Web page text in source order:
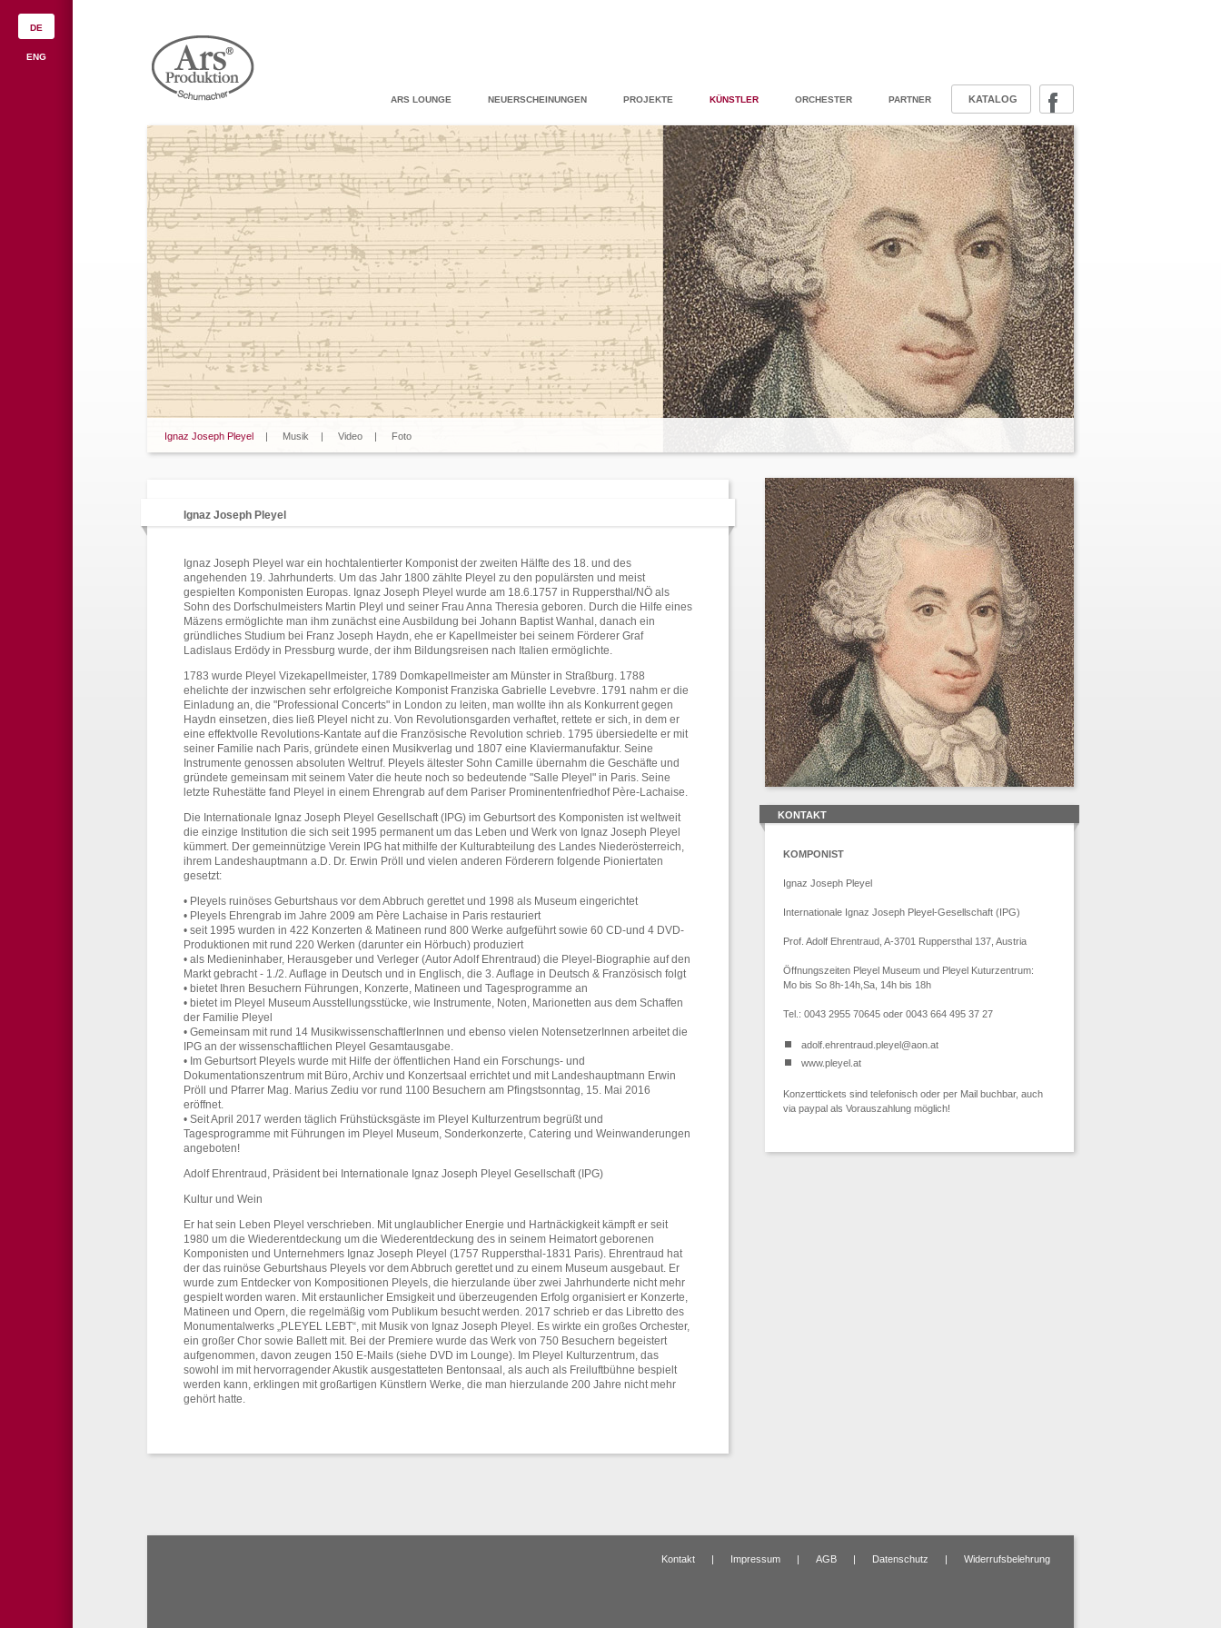
DE
ENG
ARS LOUNGE NEUERSCHEINUNGEN PROJEKTE KÜNSTLER ORCHESTER PARTNER KATALOG
Ignaz Joseph Pleyel | Musik | Video | Foto
KONTAKT
KOMPONIST
Ignaz Joseph Pleyel
Internationale Ignaz Joseph Pleyel-Gesellschaft (IPG)
Prof. Adolf Ehrentraud, A-3701 Ruppersthal 137, Austria
Öffnungszeiten Pleyel Museum und Pleyel Kuturzentrum:
Mo bis So 8h-14h,Sa, 14h bis 18h
Tel.: 0043 2955 70645 oder 0043 664 495 37 27
adolf.ehrentraud.pleyel@aon.at
www.pleyel.at
Konzerttickets sind telefonisch oder per Mail buchbar, auch
via paypal als Vorauszahlung möglich!
Ignaz Joseph Pleyel
Ignaz Joseph Pleyel war ein hochtalentierter Komponist der zweiten Hälfte des 18. und des
angehenden 19. Jahrhunderts. Um das Jahr 1800 zählte Pleyel zu den populärsten und meist
gespielten Komponisten Europas. Ignaz Joseph Pleyel wurde am 18.6.1757 in Ruppersthal/NÖ als
Sohn des Dorfschulmeisters Martin Pleyl und seiner Frau Anna Theresia geboren. Durch die Hilfe eines
Mäzens ermöglichte man ihm zunächst eine Ausbildung bei Johann Baptist Wanhal, danach ein
gründliches Studium bei Franz Joseph Haydn, ehe er Kapellmeister bei seinem Förderer Graf
Ladislaus Erdödy in Pressburg wurde, der ihm Bildungsreisen nach Italien ermöglichte.
1783 wurde Pleyel Vizekapellmeister, 1789 Domkapellmeister am Münster in Straßburg. 1788
ehelichte der inzwischen sehr erfolgreiche Komponist Franziska Gabrielle Levebvre. 1791 nahm er die
Einladung an, die "Professional Concerts" in London zu leiten, man wollte ihn als Konkurrent gegen
Haydn einsetzen, dies ließ Pleyel nicht zu. Von Revolutionsgarden verhaftet, rettete er sich, in dem er
eine effektvolle Revolutions-Kantate auf die Französische Revolution schrieb. 1795 übersiedelte er mit
seiner Familie nach Paris, gründete einen Musikverlag und 1807 eine Klaviermanufaktur. Seine
Instrumente genossen absoluten Weltruf. Pleyels ältester Sohn Camille übernahm die Geschäfte und
gründete gemeinsam mit seinem Vater die heute noch so bedeutende "Salle Pleyel" in Paris. Seine
letzte Ruhestätte fand Pleyel in einem Ehrengrab auf dem Pariser Prominentenfriedhof Père-Lachaise.
Die Internationale Ignaz Joseph Pleyel Gesellschaft (IPG) im Geburtsort des Komponisten ist weltweit
die einzige Institution die sich seit 1995 permanent um das Leben und Werk von Ignaz Joseph Pleyel
kümmert. Der gemeinnützige Verein IPG hat mithilfe der Kulturabteilung des Landes Niederösterreich,
ihrem Landeshauptmann a.D. Dr. Erwin Pröll und vielen anderen Förderern folgende Pioniertaten
gesetzt:
• Pleyels ruinöses Geburtshaus vor dem Abbruch gerettet und 1998 als Museum eingerichtet
• Pleyels Ehrengrab im Jahre 2009 am Père Lachaise in Paris restauriert
• seit 1995 wurden in 422 Konzerten & Matineen rund 800 Werke aufgeführt sowie 60 CD-und 4 DVD-
Produktionen mit rund 220 Werken (darunter ein Hörbuch) produziert
• als Medieninhaber, Herausgeber und Verleger (Autor Adolf Ehrentraud) die Pleyel-Biographie auf den
Markt gebracht - 1./2. Auflage in Deutsch und in Englisch, die 3. Auflage in Deutsch & Französisch folgt
• bietet Ihren Besuchern Führungen, Konzerte, Matineen und Tagesprogramme an
• bietet im Pleyel Museum Ausstellungsstücke, wie Instrumente, Noten, Marionetten aus dem Schaffen
der Familie Pleyel
• Gemeinsam mit rund 14 MusikwissenschaftlerInnen und ebenso vielen NotensetzerInnen arbeitet die
IPG an der wissenschaftlichen Pleyel Gesamtausgabe.
• Im Geburtsort Pleyels wurde mit Hilfe der öffentlichen Hand ein Forschungs- und
Dokumentationszentrum mit Büro, Archiv und Konzertsaal errichtet und mit Landeshauptmann Erwin
Pröll und Pfarrer Mag. Marius Zediu vor rund 1100 Besuchern am Pfingstsonntag, 15. Mai 2016
eröffnet.
• Seit April 2017 werden täglich Frühstücksgäste im Pleyel Kulturzentrum begrüßt und
Tagesprogramme mit Führungen im Pleyel Museum, Sonderkonzerte, Catering und Weinwanderungen
angeboten!
Adolf Ehrentraud, Präsident bei Internationale Ignaz Joseph Pleyel Gesellschaft (IPG)
Kultur und Wein
Er hat sein Leben Pleyel verschrieben. Mit unglaublicher Energie und Hartnäckigkeit kämpft er seit
1980 um die Wiederentdeckung um die Wiederentdeckung des in seinem Heimatort geborenen
Komponisten und Unternehmers Ignaz Joseph Pleyel (1757 Ruppersthal-1831 Paris). Ehrentraud hat
der das ruinöse Geburtshaus Pleyels vor dem Abbruch gerettet und zu einem Museum ausgebaut. Er
wurde zum Entdecker von Kompositionen Pleyels, die hierzulande über zwei Jahrhunderte nicht mehr
gespielt worden waren. Mit erstaunlicher Emsigkeit und überzeugenden Erfolg organisiert er Konzerte,
Matineen und Opern, die regelmäßig vom Publikum besucht werden. 2017 schrieb er das Libretto des
Monumentalwerks „PLEYEL LEBT“, mit Musik von Ignaz Joseph Pleyel. Es wirkte ein großes Orchester,
ein großer Chor sowie Ballett mit. Bei der Premiere wurde das Werk von 750 Besuchern begeistert
aufgenommen, davon zeugen 150 E-Mails (siehe DVD im Lounge). Im Pleyel Kulturzentrum, das
sowohl im mit hervorragender Akustik ausgestatteten Bentonsaal, als auch als Freiluftbühne bespielt
werden kann, erklingen mit großartigen Künstlern Werke, die man hierzulande 200 Jahre nicht mehr
gehört hatte.
Kontakt | Impressum | AGB | Datenschutz | Widerrufsbelehrung